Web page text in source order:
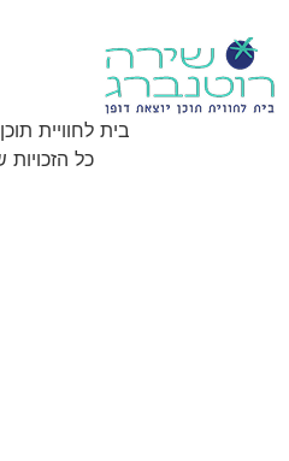
בית לחוויית
כל הזכויות